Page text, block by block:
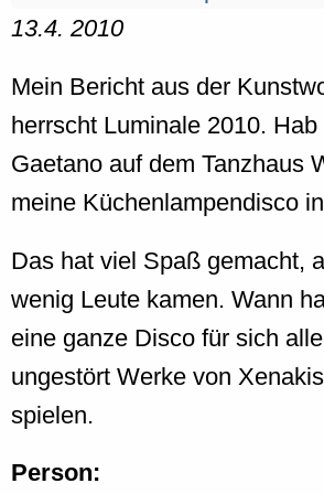
13.4. 2010
Mein Bericht aus der
herrscht Luminale 2010.
Gaetano auf dem Tanzhaus
meine Küchenlampendisco
Das hat viel Spaß gemacht,
wenig Leute kamen. Wann
eine ganze Disco für sich
ungestört Werke von
spielen.
Person: